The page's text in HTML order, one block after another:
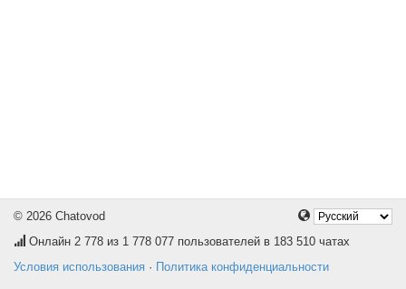
© 2026 Chatovod
Онлайн 2 778 из 1 778 077 пользователей в 183 510 чатах
Условия использования · Политика конфиденциальности